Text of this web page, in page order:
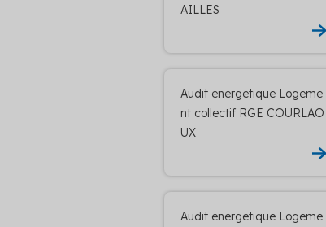
AILLES
Audit energetique Logeme
nt collectif RGE COURLAO
UX
Audit energetique Logeme